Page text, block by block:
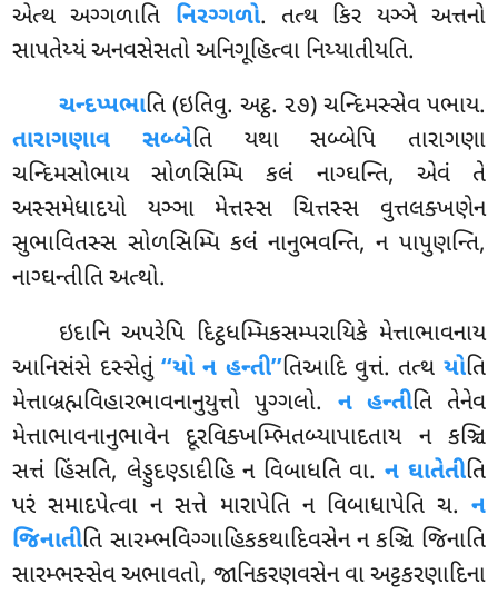
એત્થ અગ્ગળાતિ નિરગ્ગળો. તત્થ કિર યઞ્ઞે અત્તનો
સાપતેય્યં અનવસેસતો અનિગૂહિત્વા નિય્યાતીયતિ.
ચન્દપ્પભાતિ (ઇતિવુ. અટ્ઠ. ૨૭) ચન્દિમસ્સેવ પભાય.
તારાગણાવ સબ્બેતિ યથા સબ્બેપિ તારાગણા
ચન્દિમસોભાય સોળસિમ્પિ કલં નાગ્ઘન્તિ, એવં તે
અસ્સમેધાદયો યઞ્ઞા મેત્તસ્સ ચિત્તસ્સ વુત્તલક્ખણેન
સુભાવિતસ્સ સોળસિમ્પિ કલં નાનુભવન્તિ, ન પાપુણન્તિ,
નાગ્ઘન્તીતિ અત્થો.
ઇદાનિ અપરેપિ દિટ્ઠધમ્મિકસમ્પરાયિકે મેત્તાભાવનાય
આનિસંસે દસ્સેતું ‘‘યો ન હન્તી’’તિઆદિ વુત્તં. તત્થ યોતિ
મેત્તાબ્રહ્મવિહારભાવનાનુયુત્તો પુગ્ગલો. ન હન્તીતિ તેનેવ
મેત્તાભાવનાનુભાવેન દૂરવિક્ખમ્ભિતબ્યાપાદતાય ન કઞ્ચિ
સત્તં હિંસતિ, લેડ્ડુદણ્ડાદીહિ ન વિબાધતિ વા.ન ઘાતેતીતિ
પરં સમાદપેત્વા ન સત્તે મારાપેતિ ન વિબાધાપેતિ ચ. ન
જિનાતીતિ સારમ્ભવિગ્ગાહિકકથાદિવસેન ન કઞ્ચિ જિનાતિ
સારમ્ભસ્સેવ અભાવતો, જાનિકરણવસેન વા અટ્ટકરણાદિના